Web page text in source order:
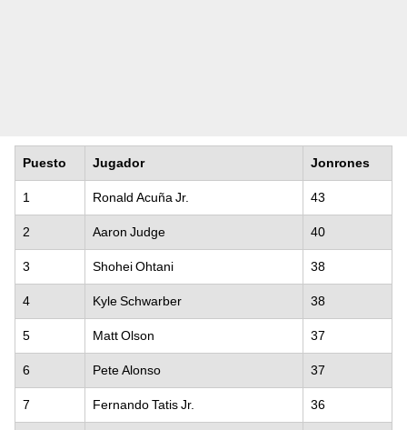
Puesto Jugador Jonrones
1 Ronald Acuña Jr. 43
2 Aaron Judge 40
3 Shohei Ohtani 38
4 Kyle Schwarber 38
5 Matt Olson 37
6 Pete Alonso 37
7 Fernando Tatis Jr. 36